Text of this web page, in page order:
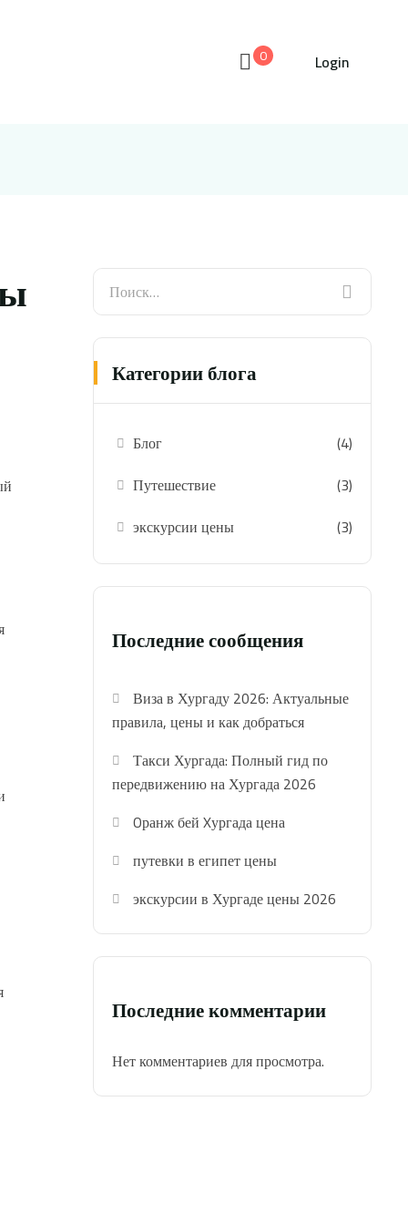
0 Login
Категории блога
Блог
(4)
Путешествие
(3)
экскурсии цены
(3)
Последние сообщения
Виза в Хургаду 2026: Актуальные
правила, цены и как добраться
Такси Хургада: Полный гид по
передвижению на Хургада 2026
Oранж бей Xургада цена
путевки в египет цены
экскурсии в Хургаде цены 2026
Последние комментарии
Нет комментариев для просмотра.